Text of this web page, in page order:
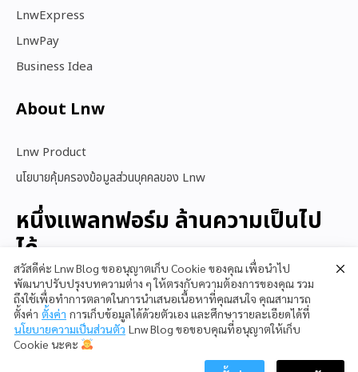
LnwExpress
LnwPay
Business Idea
About Lnw​
Lnw Product
นโยบายคุ้มครองข้อมูลส่วนบุคคลของ Lnw
หนึ่งแพลทฟอร์ม ล้านความเป็นไป
ได้
สนใจใช้ LnwShop
สวัสดีค่ะ Lnw Blog ขออนุญาตเก็บ Cookie ของคุณ เพื่อนำไป
พัฒนาปรับปรุงบทความต่าง ๆ ให้ตรงกับความต้องการของคุณ รวม
ถึงใช้เพื่อทำการตลาดในการนำเสนอเนื้อหาที่คุณสนใจ คุณสามารถ
ตั้งค่า ตั้งค่า การเก็บข้อมูลได้ด้วยตัวเอง และศึกษารายละเอียดได้ที่
นโยบายความเป็นส่วนตัว Lnw Blog ขอขอบคุณที่อนุญาตให้เก็บ
Cookie นะคะ